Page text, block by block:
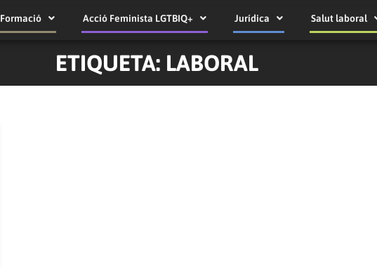
Formació Acció Feminista LGTBIQ+ Jurídica Salut laboral
ETIQUETA: LABORAL